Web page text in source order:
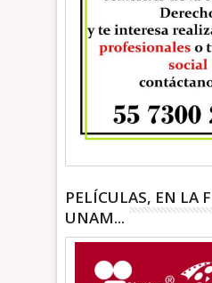
PELÍCULAS, EN LA
UNAM...